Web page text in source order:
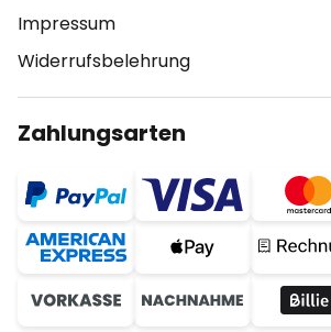
Impressum
Widerrufsbelehrung
Zahlungsarten